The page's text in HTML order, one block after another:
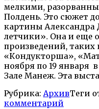
мелкими,
Полдень. Это сюжет
картины Александра
летчики». Она и еще
произведений, таких
«Кондукторша»,
ноября по 19 января
Зале Манеж. Эта
Рубрика: АрхивТеги
комментарий